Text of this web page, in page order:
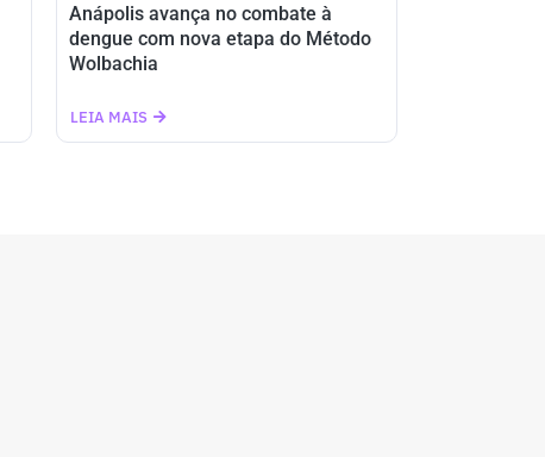
Anápolis avança no combate à
dengue com nova etapa do Método
Wolbachia
LEIA MAIS